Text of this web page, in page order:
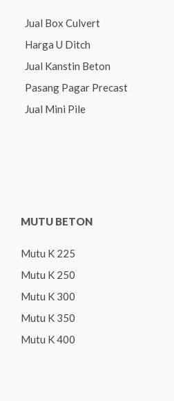
Jual Box Culvert
Harga U Ditch
Jual Kanstin Beton
Pasang Pagar Precast
Jual Mini Pile
MUTU BETON
Mutu K 225
Mutu K 250
Mutu K 300
Mutu K 350
Mutu K 400